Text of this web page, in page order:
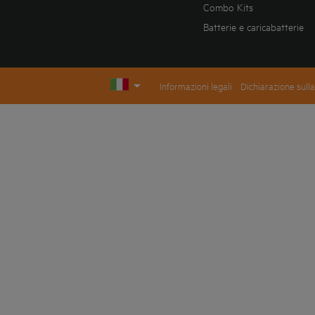
Combo Kits
Batterie e caricabatterie
Informazioni legali Dichiarazione